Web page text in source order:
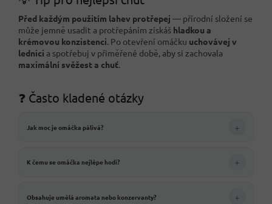
Před každým použitím lahev protřepej — přírodní složení se
může jemně usadit a protřepáním získáš hladkou a
krémovou konzistenci. Po otevření omáčku uchovávej v
lednici a spotřebuj v přiměřené době, aby si zachovala
maximální svěžest a chuť.
❓ Často kladené otázky
Jak moc je omáčka pálivá? +
K čemu se omáčka nejlépe hodí? +
Obsahuje umělá aromata nebo konzervanty? +